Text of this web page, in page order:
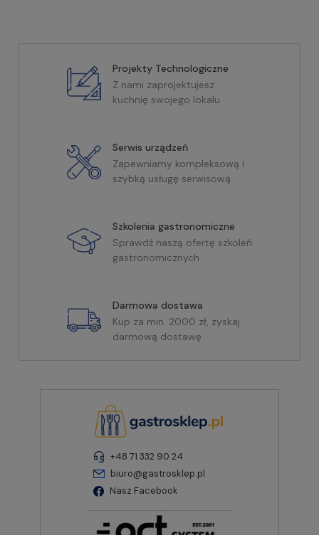
Projekty Technologiczne
Z nami zaprojektujesz
kuchnię swojego lokalu
Serwis urządzeń
Zapewniamy kompleksową i
szybką usługę serwisową
Szkolenia gastronomiczne
Sprawdź naszą ofertę szkoleń
gastronomicznych
Darmowa dostawa
Kup za min. 2000 zł, zyskaj
darmową dostawę
+48 71 332 90 24
biuro@gastrosklep.pl
Nasz Facebook